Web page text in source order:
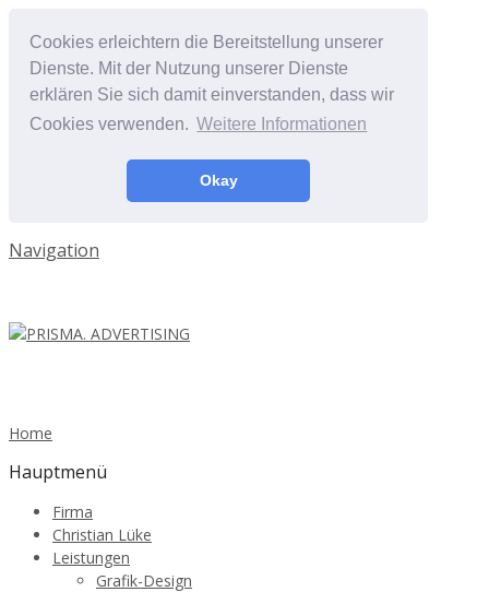
Cookies erleichtern die Bereitstellung unserer
Dienste. Mit der Nutzung unserer Dienste
erklären Sie sich damit einverstanden, dass wir
Cookies verwenden. Weitere Informationen
Okay
Navigation
Home
Hauptmenü
Firma
Christian Lüke
Leistungen
Grafik-Design